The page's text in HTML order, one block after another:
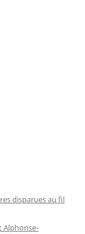
disparues au fil
Alphonse-